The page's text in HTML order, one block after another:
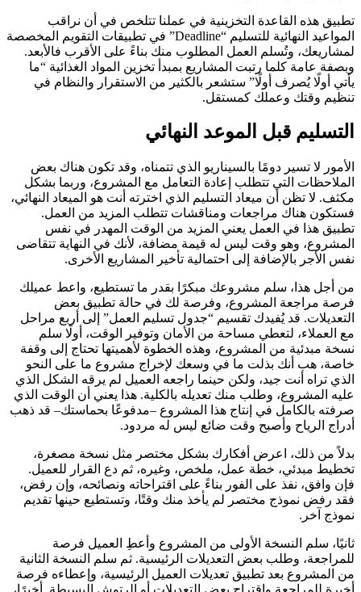
تطبيق هذه القاعدة التخزينية في عملنا تتلخص في أن نراقب
المواعيد النهائية للتسليم “Deadline” في تطبيقات التقويم المخصصة
لمشاريعك، وتُسلم العمل المطلوب منك بناءً على الأقرب فالأبعد.
وبصفة عامة كلما رتبت المشاريع بمبدأ تخزين المواد الغذائية “ما
يأتي أولًا يُصرف أولًا” ستشعر بالكثير من الاستقرار والنظام في
تنظيم وقتك وعملك كمستقل.
التسليم قبل الموعد النهائي
الأمور لا تسير دومًا بالسيناريو الذي تتمناه، وقد تكون هناك بعض
الملاحظات التي تتطلب إعادة التعامل مع المشروع، وربما بشكل
مكثف. لا تظن أن ميعاد التسليم الذي اخترته أنت هو الميعاد النهائي،
فستكون هناك مراجعات ومناقشات تتطلب المزيد من العمل.
تطبيق هذا في العمل يعني المزيد من الوقت المهدر في نفس
المشروع، وهو وقت ليس له قيمة مضافة، لأنك في النهاية تتقاضى
نفس الأجر بالإضافة إلى احتمالية تأخير المشاريع الأخرى.
من أجل هذا، سلم مشروعك مبكرًا بقدر ما تستطيع، واعط عميلك
فرصة مراجعة المشروع، وفرصة لك في حالة تطبيق بعض
التعديلات. قد يُفيدك تقسيم “جدول تسليم العمل” إلى أربع مراحل
مع العملاء، لتعطي مساحة من الأمان وتوفير الوقت، أولًا سلم
نسخة مبدئية من المشروع، وهذه الخطوة لأهميتها تحتاج إلى وقفة
خاصة، هب أنك بذلت ما في وسعك لإخراج مشروع ما على النحو
الذي تراه أنت جيد، ولكن حينما راجعه العميل لم يرقه الشكل الذي
عليه المشروع، وطلب منك تعديله بالكلية. هذا يعني أن الوقت الذي
صرفته بالكامل في إنتاج هذا المشروع –مدفوعًا بحماستك– قد ذهب
أدراج الرياح وأصبح وقت ضائع ليس له مردود.
بدلاً من ذلك، اعرض أفكارك بشكل مختصر مثل نسخة مصغرة،
تخطيط مبدئي، خطة عمل، ملخص، وغيره، ثم دع القرار للعميل.
فإن وافق، نفذ على الفور بناءً على اقتراحاته ونصائحه، وإن رفض،
فقد رفض نموذج مختصر لم يأخذ منك وقتًا، وتستطيع حينها تقديم
نموذج آخر.
ثانيًا، سلم النسخة الأولى من المشروع وأعطِ العميل فرصة
للمراجعة، وطلب بعض التعديلات الرئيسية. ثم سلم النسخة الثانية
من المشروع بعد تطبيق تعديلات العميل الرئيسية، وإعطاءه فرصة